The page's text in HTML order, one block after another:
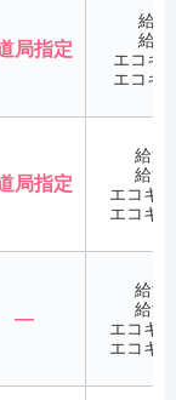
局指定
給
給
エコキ
エコキ
局指定
給湯
給湯
エコキ
エコキ
―
給湯
給湯
エコキ
エコキ